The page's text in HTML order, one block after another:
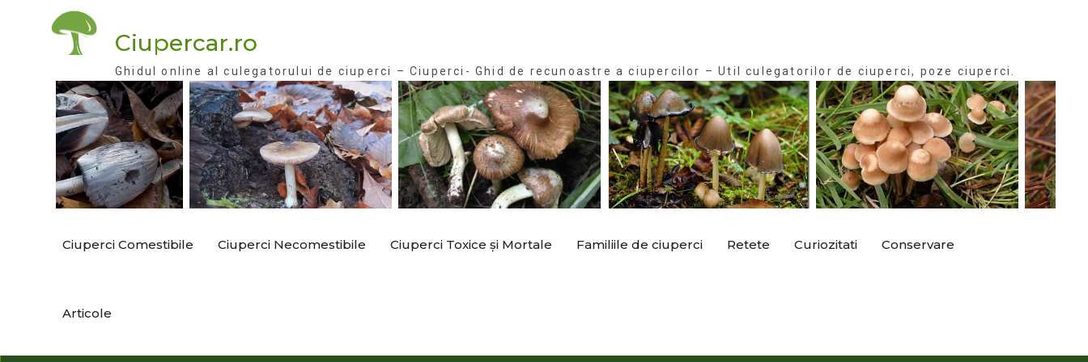
Ciupercar.ro
Ghidul online al culegatorului de ciuperci – Ciuperci- Ghid de recunoastre a ciupercilor – Util culegatorilor de ciuperci, poze ciuperci.
Ciuperci Comestibile Ciuperci Necomestibile Ciuperci Toxice și Mortale Familiile de ciuperci Retete Curiozitati Conservare
Articole